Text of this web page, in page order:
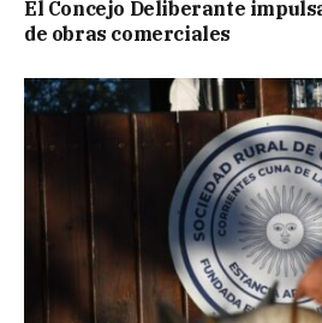
El Concejo Deliberante
de obras comerciales